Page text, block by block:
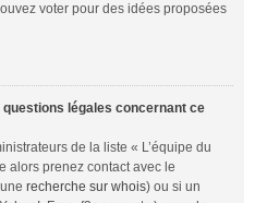
voter pour des idées proposées
légales concernant ce
de la liste « L’équipe du
alors prenez contact avec le
recherche sur whois) ou si un